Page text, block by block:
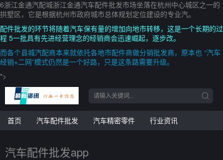
6浙江金通汽配城浙江金通汽车配件批发市场坐落在杭州中心城区之一的
拱墅区，它是根据杭州市政府城市总体规划定位建设的专业汽。
配件批发的环节将随着汽车保有量的增加向地市转移，这是一个长期的过
程 5一批具有先进经营理念的经销商会迅速崛起，逐步改。
而各个县城汽配商本来就依托各地市配件商做分销批发商，原本也 “汽车
经销+二网”模式仍然是一个好路，只是这条路需要升级。
">
首页 汽车配件批发 汽车精密零件 行业资讯
汽车配件批发app